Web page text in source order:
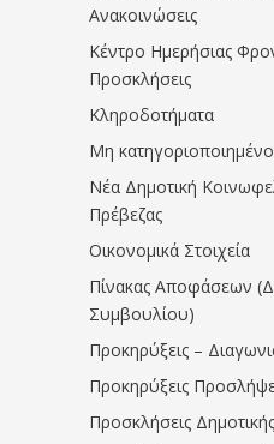
Ανακοινώσεις
Κέντρο Ημερήσιας
Προσκλήσεις
Κληροδοτήματα
Μη κατηγοριοποιημένο
Νέα Δημοτική
Πρέβεζας
Οικονομικά Στοιχεία
Πίνακας Αποφάσεων
Συμβουλίου)
Προκηρύξεις –
Προκηρύξεις
Προσκλήσεις